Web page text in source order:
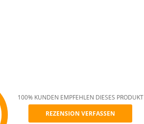
100% KUNDEN EMPFEHLEN DIESES PRODUKT
REZENSION VERFASSEN